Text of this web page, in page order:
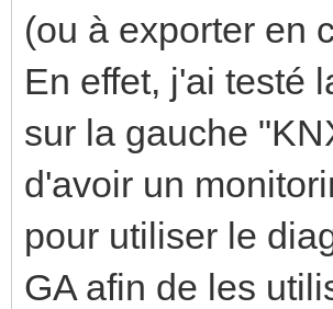
(ou à exporter en
En effet, j'ai testé
sur la gauche
d'avoir un
pour utiliser le
GA afin de les